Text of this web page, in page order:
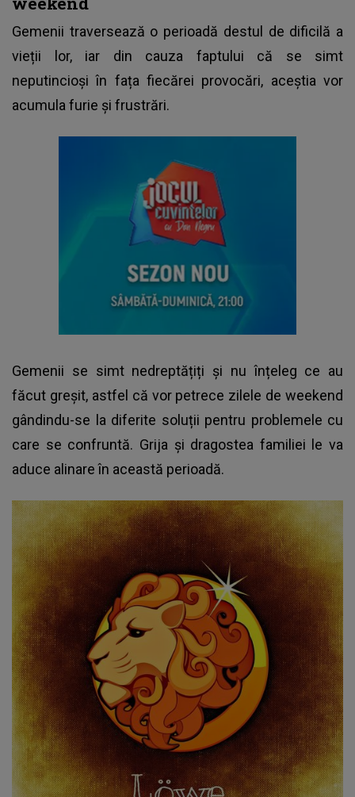
Gemenii traversează o perioadă destul de dificilă a
vieții lor, iar din cauza faptului că se simt
neputincioși în fața fiecărei provocări, aceștia vor
acumula furie și frustrări.
Gemenii se simt nedreptățiți și nu înțeleg ce au
făcut greșit, astfel că vor petrece zilele de weekend
gândindu-se la diferite soluții pentru problemele cu
care se confruntă. Grija și dragostea familiei le va
aduce alinare în această perioadă.